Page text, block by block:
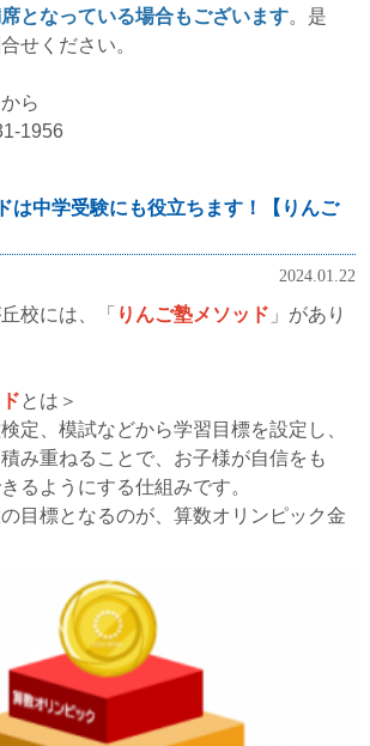
となっている場合もございます。是
せください。
から
1956
は中学受験にも役立ちます！【りんご
2024.01.22
校には、「 りんご塾メソッド 」があり
とは＞
定、模試などから学習目標を設定し、
み重ねることで、お子様が自信をも
るようにする仕組みです。
目標となるのが、算数オリンピック金